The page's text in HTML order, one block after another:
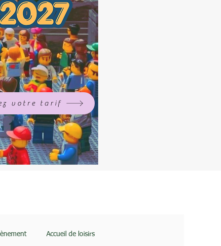
votre tarif
Accueil de loisirs